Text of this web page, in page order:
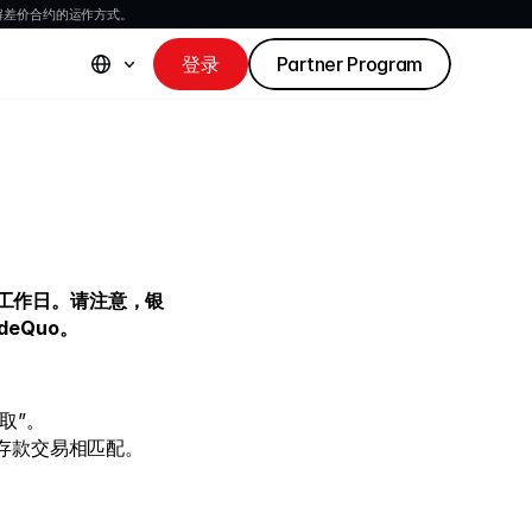
价合约的运作方式。
登录 Partner Program
作日。请注意，银
。
”。
交易相匹配。